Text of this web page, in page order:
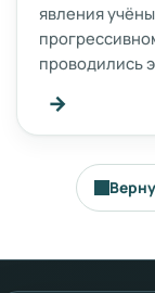
явления
проводились
→